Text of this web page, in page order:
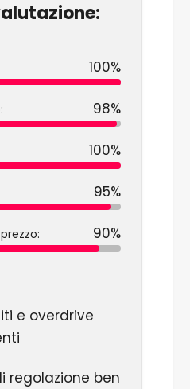
100%
98%
100%
95%
90%
e overdrive
regolazione ben